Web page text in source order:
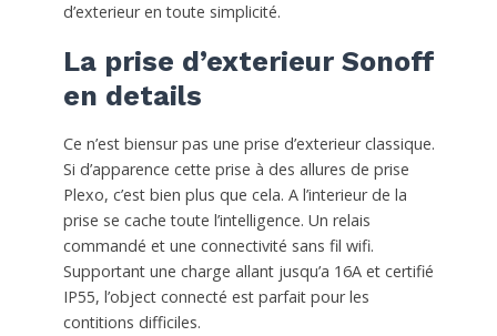
d’exterieur en toute simplicité.
La prise d’exterieur Sonoff
en details
Ce n’est biensur pas une prise d’exterieur classique.
Si d’apparence cette prise à des allures de prise
Plexo, c’est bien plus que cela. A l’interieur de la
prise se cache toute l’intelligence. Un relais
commandé et une connectivité sans fil wifi.
Supportant une charge allant jusqu’a 16A et certifié
IP55, l’object connecté est parfait pour les
contitions difficiles.